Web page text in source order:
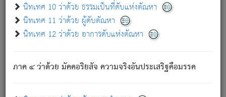
นิทเทศ 10 ว่าด้วย ธรรมเป็นที่ดับแห่งตัณหา
นิทเทศ 11 ว่าด้วย ผู้ดับตัณหา
นิทเทศ 12 ว่าด้วย อาการดับแห่งตัณหา
ภาค ๔ ว่าด้วย มัคคอริยสัจ ความจริงอันประเสริฐคือมรรค
(ข้อความนี้ เป็นพระพุทธอุทานที่ทรงเปล่งออก ที่โคนต้นโพธิ์
เป็นที่ตรัสรู้ เมื่อตรัสรู้แล้วได้ 7 วัน)